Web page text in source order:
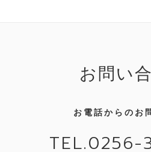
お問い
お電話からのお
TEL.0256-